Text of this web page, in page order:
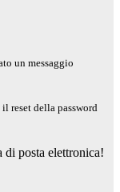
un messaggio
reset della password
di posta elettronica!